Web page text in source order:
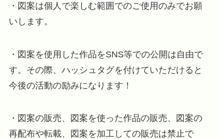
・図案は個人で楽しむ範囲でのご使用のみでお願
いします。
・図案を使用した作品をSNS等での公開は自由で
す。その際、ハッシュタグを付けていただけると
今後の活動の励みになります！
・図案の販売、図案を使った作品の販売、図案の
再配布や転載、図案を加工しての販売は禁止で